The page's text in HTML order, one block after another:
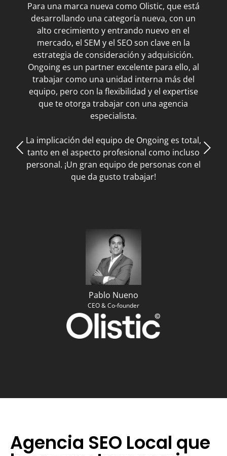
Pablo Nueno
CEO & Co-founder
Para una marca nueva como Olistic, que está
desarrollando una categoría nueva, con un
alto crecimiento y entrando nuevo en el
mercado, el SEM y el SEO son clave en la
estrategia de consideración y adquisición.
Ongoing es un partner excelente para ello, al
trabajar como una unidad interna más del
equipo, pero con la flexibilidad y el expertise
que te otorga trabajar con una agencia
especialista.
La implicación del equipo de Ongoing es total,
tanto en el aspecto profesional como incluso
personal. ¡Un gran equipo de personas con el
que da gusto trabajar!
Agencia SEO Local que